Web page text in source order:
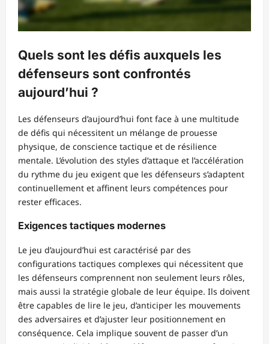
Quels sont les défis auxquels les
défenseurs sont confrontés
aujourd’hui ?
Les défenseurs d’aujourd’hui font face à une multitude
de défis qui nécessitent un mélange de prouesse
physique, de conscience tactique et de résilience
mentale. L’évolution des styles d’attaque et l’accélération
du rythme du jeu exigent que les défenseurs s’adaptent
continuellement et affinent leurs compétences pour
rester efficaces.
Exigences tactiques modernes
Le jeu d’aujourd’hui est caractérisé par des
configurations tactiques complexes qui nécessitent que
les défenseurs comprennent non seulement leurs rôles,
mais aussi la stratégie globale de leur équipe. Ils doivent
être capables de lire le jeu, d’anticiper les mouvements
des adversaires et d’ajuster leur positionnement en
conséquence. Cela implique souvent de passer d’un